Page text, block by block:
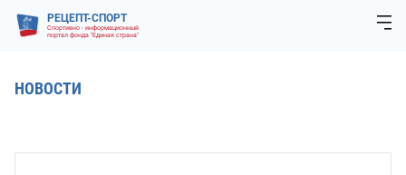
РЕЦЕПТ-СПОРТ
Спортивно - информационный
портал фонда "Единая страна"
НОВОСТИ